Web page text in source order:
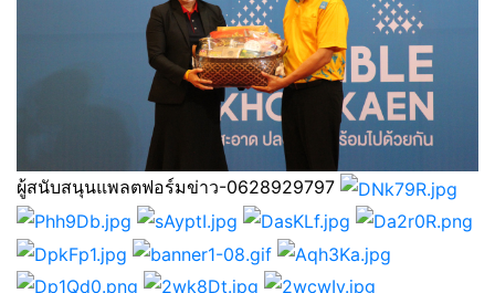
ผู้สนับสนุนแพลตฟอร์มข่าว-0628929797